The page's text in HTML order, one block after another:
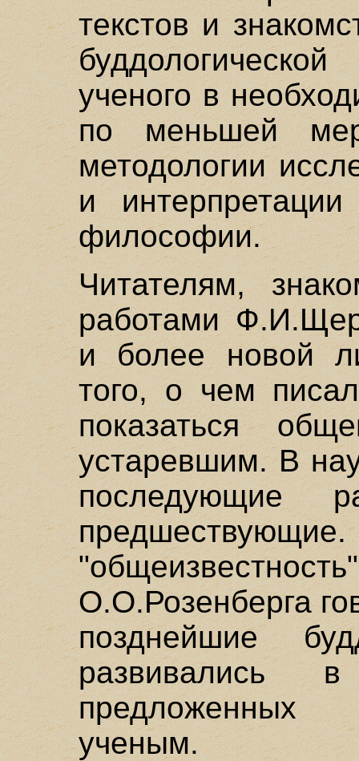
текстов и
ученого в
по меньшей
методологии
и интерпретации
философии.
Читателям,
работами
и более новой
того, о чем
показаться
устаревшим. В
последующие
О.О.Розенберга
позднейшие
развивались
ученым.